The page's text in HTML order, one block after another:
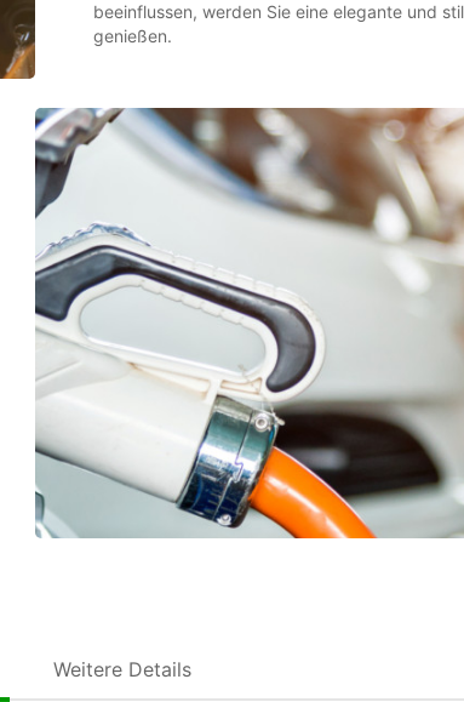
beeinflussen, werden Sie eine elegante und
genießen.
Weitere Details